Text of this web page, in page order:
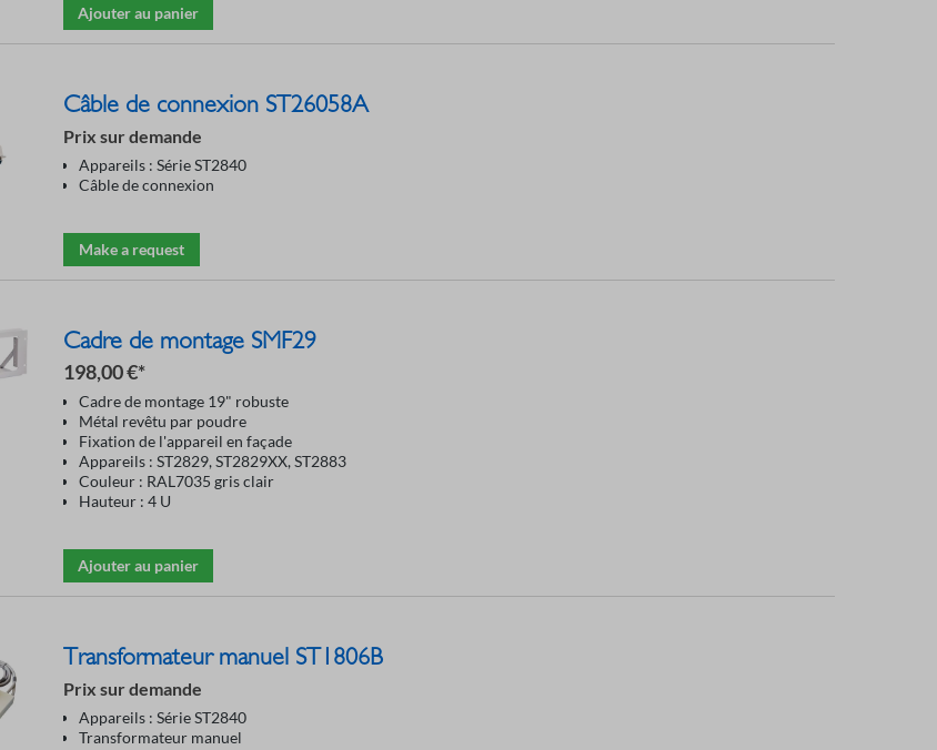
Ajouter au panier
Câble de connexion ST26058A
Prix sur demande
Appareils : Série ST2840
Câble de connexion
Make a request
Cadre de montage SMF29
198,00 €*
Cadre de montage 19" robuste
Métal revêtu par poudre
Fixation de l'appareil en façade
Appareils : ST2829, ST2829XX, ST2883
Couleur : RAL7035 gris clair
Hauteur : 4 U
Ajouter au panier
Transformateur manuel ST1806B
Prix sur demande
Appareils : Série ST2840
Transformateur manuel